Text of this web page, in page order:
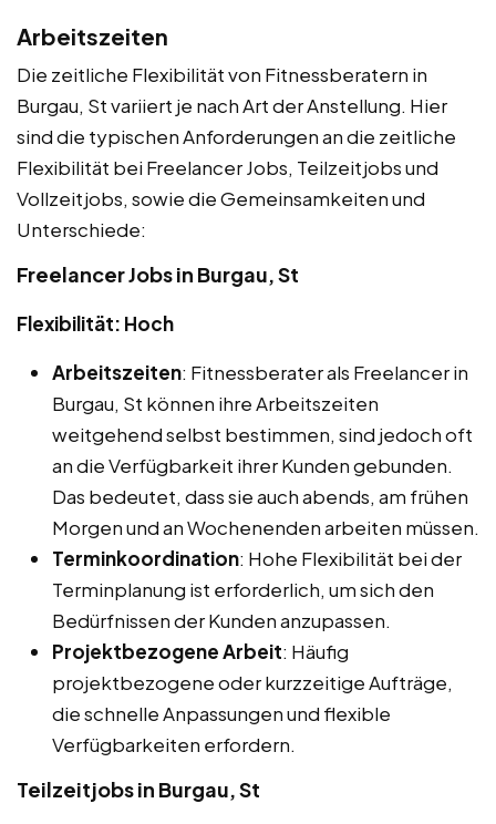
Arbeitszeiten
Die zeitliche Flexibilität von Fitnessberatern in
Burgau, St variiert je nach Art der Anstellung. Hier
sind die typischen Anforderungen an die zeitliche
Flexibilität bei Freelancer Jobs, Teilzeitjobs und
Vollzeitjobs, sowie die Gemeinsamkeiten und
Unterschiede:
Freelancer Jobs in Burgau, St
Flexibilität: Hoch
Arbeitszeiten: Fitnessberater als Freelancer in
Burgau, St können ihre Arbeitszeiten
weitgehend selbst bestimmen, sind jedoch oft
an die Verfügbarkeit ihrer Kunden gebunden.
Das bedeutet, dass sie auch abends, am frühen
Morgen und an Wochenenden arbeiten müssen.
Terminkoordination: Hohe Flexibilität bei der
Terminplanung ist erforderlich, um sich den
Bedürfnissen der Kunden anzupassen.
Projektbezogene Arbeit: Häufig
projektbezogene oder kurzzeitige Aufträge,
die schnelle Anpassungen und flexible
Verfügbarkeiten erfordern.
Teilzeitjobs in Burgau, St